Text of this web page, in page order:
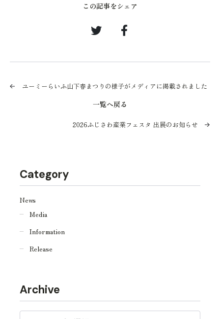
この記事をシェア
ユーミーらいふ山下春まつりの様子がメディアに掲載されました
一覧へ戻る
2026ふじさわ産業フェスタ 出展のお知らせ
Category
News
Media
Information
Release
Archive